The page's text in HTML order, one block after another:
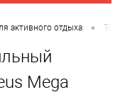
активного отдыха •
Mega